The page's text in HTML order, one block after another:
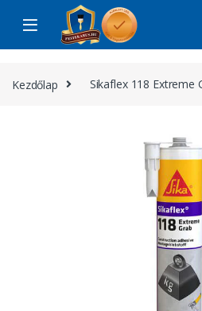
Skip to navigation
Skip to content
Kezdőlap Sikaflex 118 Extreme